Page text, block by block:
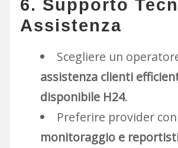
6. Supporto
Assistenza
Scegliere un
assistenza clienti
disponibile H24.
Preferire provider con
monitoraggio e